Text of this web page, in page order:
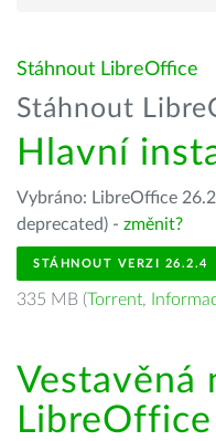
Stáhnout LibreOffice
Stáhnout
Hlavní
Vybráno: LibreOffice
deprecated) - změnit?
STÁHNOUT VERZI 26.2.4
335 MB (Torrent,
Vestavěná